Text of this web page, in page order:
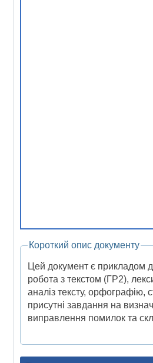
Короткий опис документу
Цей документ є прикладом
робота з текстом (ГР2),
аналіз тексту, орфографію,
присутні завдання на
виправлення помилок та